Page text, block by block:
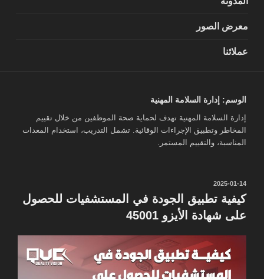
معرض الصور
عملائنا
الوسم: إدارة السلامة المهنية
إدارة السلامة المهنية تهدف لحماية صحة الموظفين من خلال تقييم
المخاطر وتطبيق الإجراءات الوقائية. تشمل التدريب، استخدام المعدات
المناسبة، والتقييم المستمر.
نُشر
في
2025-01-14
كيفية تطبيق الجودة في المستشفيات للحصول
على شهادة الأيزو 45001